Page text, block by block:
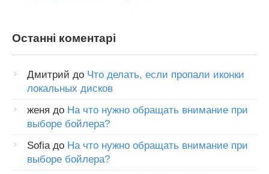
Останні коментарі
Дмитрий до Что делать, если пропали иконки
локальных дисков
женя до На что нужно обращать внимание при
выборе бойлера?
Sofiaдо На что нужно обращать внимание при
выборе бойлера?